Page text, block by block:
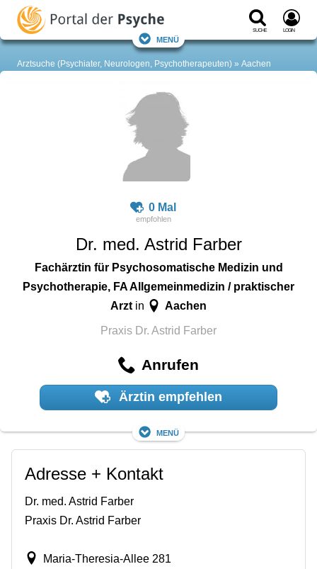
Suche Login
Menü
Arztsuche (Psychiater, Neurologen, Psychotherapeuten) Aachen
0 Mal
Dr. med. Astrid Farber
Fachärztin für Psychosomatische Medizin und
Psychotherapie, FA Allgemeinmedizin / praktischer
Arztin Aachen
Praxis Dr. Astrid Farber
Anrufen
Ärztin empfehlen
Menü
Adresse + Kontakt
Dr. med. Astrid Farber
Praxis Dr. Astrid Farber
Maria-Theresia-Allee 281